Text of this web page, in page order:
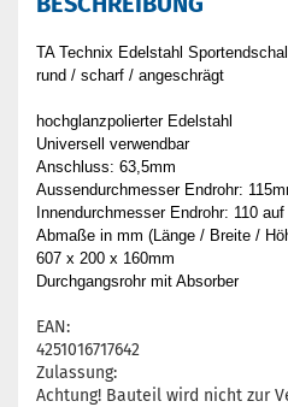
TA Technix Edelstahl
rund / scharf / angeschrägt
hochglanzpolierter Edelstahl
Universell verwendbar
Anschluss: 63,5mm
Aussendurchmesser Endrohr:
Innendurchmesser Endrohr: 110
Abmaße in mm (Länge / Breite /
607 x 200 x 160mm
Durchgangsrohr mit Absorber
EAN:
4251016717642
Zulassung:
Achtung! Bauteil wird nicht zur